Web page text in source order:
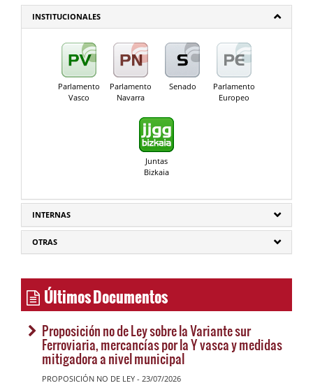
INSTITUCIONALES
Parlamento
Vasco
Parlamento
Navarra
Senado
Parlamento
Europeo
Juntas
Bizkaia
INTERNAS
OTRAS
Últimos Documentos
Proposición no de Ley sobre la Variante sur
Ferroviaria, mercancías por la Y vasca y medidas
mitigadora a nivel municipal
PROPOSICIÓN NO DE LEY - 23/07/2026